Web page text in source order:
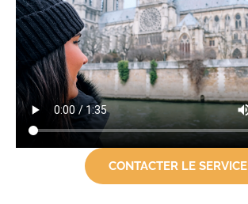
CONTACTER LE SERVICE